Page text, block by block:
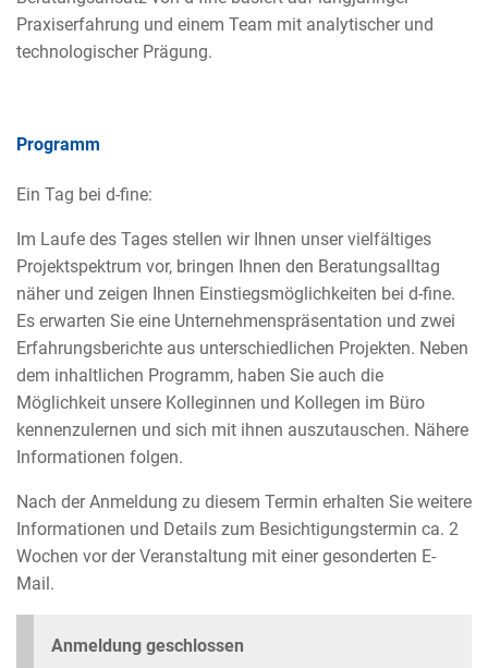
Praxiserfahrung und einem Team mit analytischer und
technologischer Prägung.
Programm
Ein Tag bei d-fine:
Im Laufe des Tages stellen wir Ihnen unser vielfältiges
Projektspektrum vor, bringen Ihnen den Beratungsalltag
näher und zeigen Ihnen Einstiegsmöglichkeiten bei d-fine.
Es erwarten Sie eine Unternehmenspräsentation und zwei
Erfahrungsberichte aus unterschiedlichen Projekten. Neben
dem inhaltlichen Programm, haben Sie auch die
Möglichkeit unsere Kolleginnen und Kollegen im Büro
kennenzulernen und sich mit ihnen auszutauschen. Nähere
Informationen folgen.
Nach der Anmeldung zu diesem Termin erhalten Sie weitere
Informationen und Details zum Besichtigungstermin ca. 2
Wochen vor der Veranstaltung mit einer gesonderten E-
Mail.
Anmeldung geschlossen